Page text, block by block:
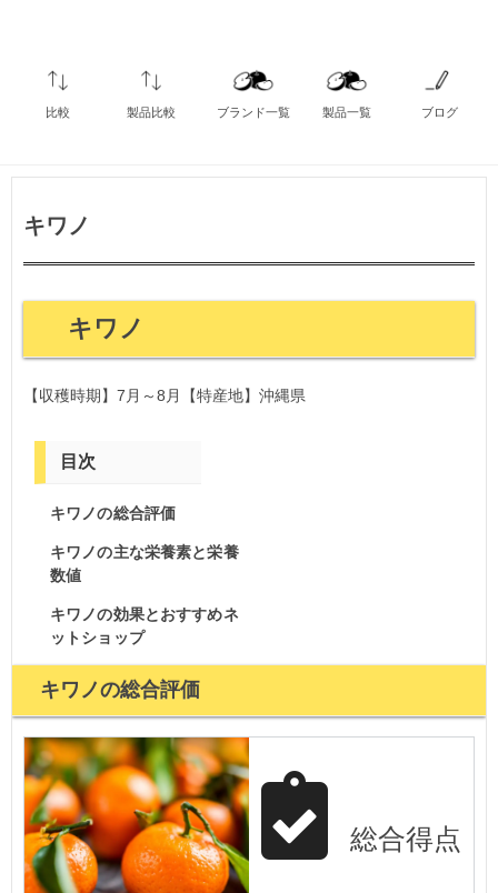
比較 製品比較 ブランド一覧 製品一覧 ブログ
キワノ
キワノ
【収穫時期】7月～8月【特産地】沖縄県
目次
キワノの総合評価
キワノの主な栄養素と栄養
数値
キワノの効果とおすすめネ
ットショップ
キワノの総合評価
総合得点